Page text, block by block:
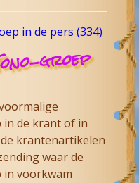
in de pers (334)
groep
de krant of in
krantenartikelen
waar de
voorkwam